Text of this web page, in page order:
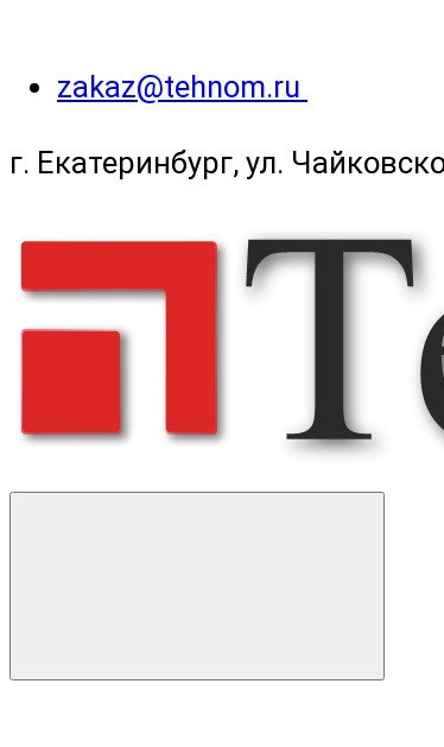
zakaz@tehnom.ru
г. Екатеринбург, ул.